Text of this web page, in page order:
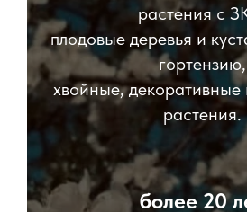
растения с
плодовые деревья и
гортензию,
хвойные, декоративные
растения.
более 20